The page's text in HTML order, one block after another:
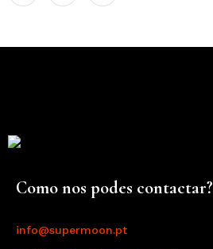
Como nos podes contactar?
info@supermoon.pt